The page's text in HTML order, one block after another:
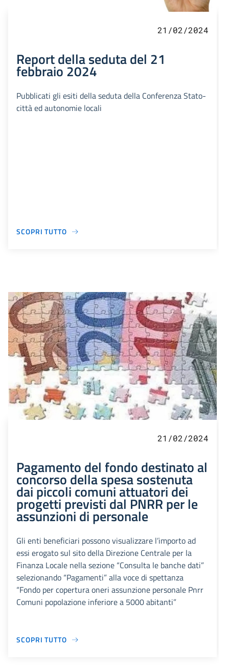
21/02/2024
Report della seduta del 21
febbraio 2024
Pubblicati gli esiti della seduta della Conferenza Stato-
città ed autonomie locali
SCOPRI TUTTO
21/02/2024
Pagamento del fondo destinato al
concorso della spesa sostenuta
dai piccoli comuni attuatori dei
progetti previsti dal PNRR per le
assunzioni di personale
Gli enti beneficiari possono visualizzare l’importo ad
essi erogato sul sito della Direzione Centrale per la
Finanza Locale nella sezione “Consulta le banche dati”
selezionando “Pagamenti” alla voce di spettanza
“Fondo per copertura oneri assunzione personale Pnrr
Comuni popolazione inferiore a 5000 abitanti”
SCOPRI TUTTO